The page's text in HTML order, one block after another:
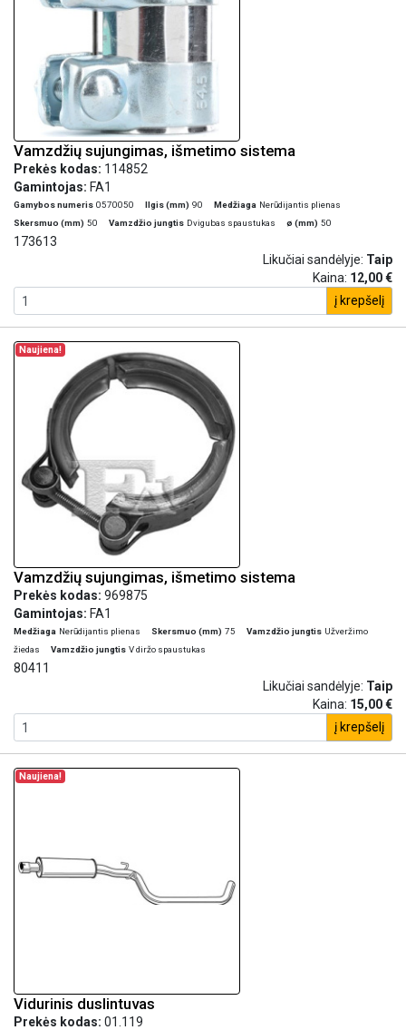
Vamzdžių sujungimas, išmetimo sistema
Prekės kodas: 114852
Gamintojas: FA1
Gamybos numeris 0570050 Ilgis (mm) 90 Medžiaga Nerūdijantis plienas
Skersmuo (mm) 50 Vamzdžio jungtis Dvigubas spaustukas ø (mm) 50
173613
Likučiai sandėlyje: Taip
Kaina: 12,00 €
į krepšelį
Naujiena!
Vamzdžių sujungimas, išmetimo sistema
Prekės kodas: 969875
Gamintojas: FA1
Medžiaga Nerūdijantis plienas Skersmuo (mm) 75 Vamzdžio jungtis Užveržimo
žiedas
Vamzdžio jungtis V diržo spaustukas
80411
Likučiai sandėlyje: Taip
Kaina: 15,00 €
į krepšelį
Naujiena!
Vidurinis duslintuvas
Prekės kodas: 01.119